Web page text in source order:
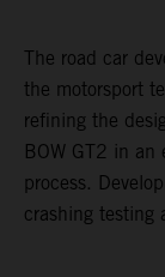
The road car
the motorsport
refining the
BOW GT2 in an
process.
crashing testing